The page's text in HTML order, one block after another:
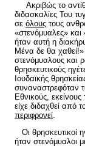
Ακριβώς το
διδασκαλίες Του
σε όλους τους
«στενόμυαλες»
ήταν αυτή η
Μένα δε θα
στενόμυαλους και
θρησκευτικούς
Ιουδαϊκής
συναναστρεφόταν
Εθνικούς,
είχε διδαχθεί από
περιφρονεί.
Οι θρησκευτικοί
ήταν στενόμυαλοι